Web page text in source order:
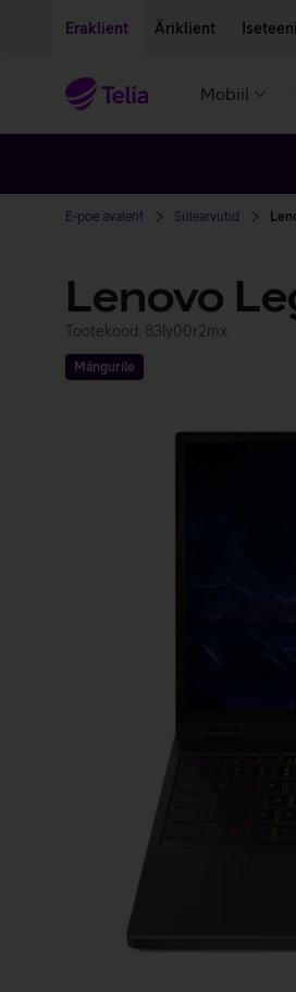
Eraklient Äriklient
Mobiil
E-poe avaleht Sülearvutid
Lenovo
Tootekood: 83ly00r2mx
Mängurile